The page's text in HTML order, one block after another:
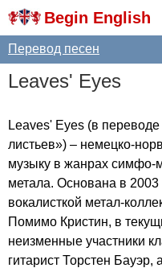
Begin English
Перевод песен
Leaves' Eyes
Leaves' Eyes (в переводе
листьев») – немецко-
музыку в жанрах симфо-
метала. Основана в 2003
вокалисткой метал-
Помимо Кристин, в
неизменные участники
гитарист Торстен